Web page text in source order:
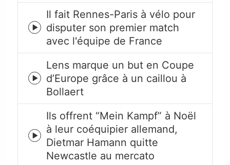
Episode
play
icon
Il fait Rennes-Paris à vélo pour
disputer son premier match
avec l'équipe de France
Episode
play
icon
Lens marque un but en Coupe
d’Europe grâce à un caillou à
Bollaert
Episode
play
icon
Ils offrent “Mein Kampf” à Noël
à leur coéquipier allemand,
Dietmar Hamann quitte
Newcastle au mercato